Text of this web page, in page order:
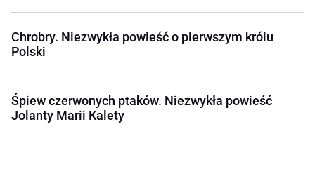
Chrobry. Niezwykła powieść o pierwszym królu
Polski
Śpiew czerwonych ptaków. Niezwykła powieść
Jolanty Marii Kalety